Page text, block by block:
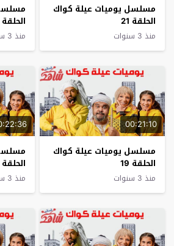
مسلسل يوميات عيلة كواك
الحلقة 21
منذ 3 سنوات
الحلقة
منذ 3 سنوات
00:21:10
مسلسل يوميات عيلة كواك
الحلقة 19
منذ 3 سنوات
الحلقة 18
منذ 3 سنوات